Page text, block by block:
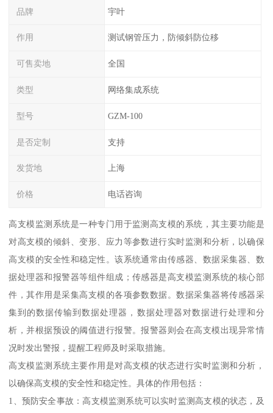
品牌 宇叶
作用 测试钢管压力，防倾斜防位移
可售卖地 全国
类型 网络集成系统
型号 GZM-100
是否定制 支持
发货地 上海
价格 电话咨询
高支模监测系统是一种专门用于监测高支模的系统，其主要功能是
对高支模的倾斜、变形、应力等参数进行实时监测和分析，以确保
高支模的安全性和稳定性。该系统通常由传感器、数据采集器、数
据处理器和报警器等组件组成；传感器是高支模监测系统的核心部
件，其作用是采集高支模的各项参数数据。数据采集器将传感器采
集到的数据传输到数据处理器，数据处理器对数据进行处理和分
析，并根据预设的阈值进行报警。报警器则会在高支模出现异常情
况时发出警报，提醒工程师及时采取措施。
高支模监测系统主要作用是对高支模的状态进行实时监测和分析，
以确保高支模的安全性和稳定性。具体的作用包括：
1、预防安全事故：高支模监测系统可以实时监测高支模的状态，及